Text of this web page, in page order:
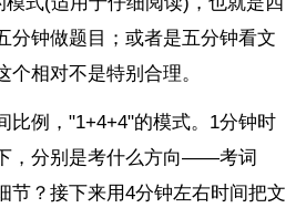
分钟做题目；或者是五分钟看文
相对不是特别合理。
比例，"1+4+4"的模式。1分钟时
，分别是考什么方向——考词
节？接下来用4分钟左右时间把文